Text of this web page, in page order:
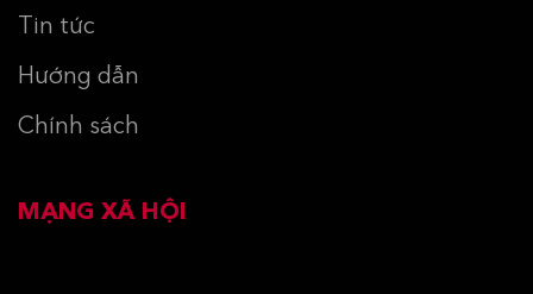
Tin tức
Hướng dẫn
Chính sách
MẠNG XÃ HỘI